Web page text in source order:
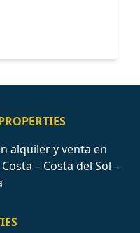
alquiler y venta en
– Costa del Sol –